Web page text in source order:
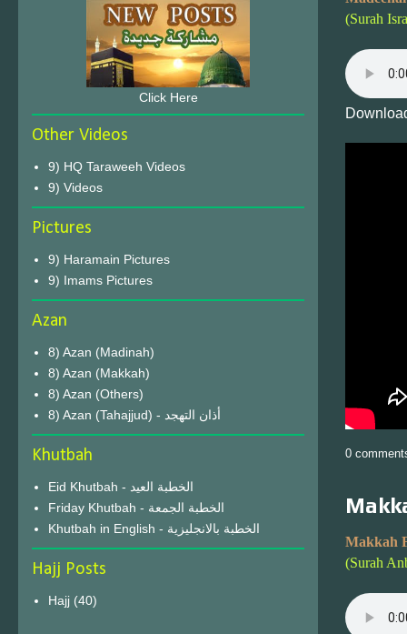
(Surah
0
Makkah
(Surah
Click Here
Other Videos
9) HQ Taraweeh Videos
9) Videos
Pictures
9) Haramain Pictures
9) Imams Pictures
Azan
8) Azan (Madinah)
8) Azan (Makkah)
8) Azan (Others)
8) Azan (Tahajjud) - أذان التهجد
Khutbah
Eid Khutbah - الخطبة العيد
Friday Khutbah - الخطبة الجمعة
Khutbah in English - الخطبة بالانجليزية
Hajj Posts
Hajj (40)